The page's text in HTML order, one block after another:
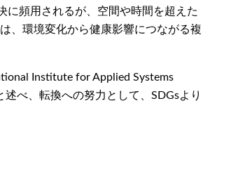
に頻用されるが、空間や時間を超えた
、環境変化から健康影響につながる複
Institute for Applied Systems
べ、転換への努力として、SDGsより